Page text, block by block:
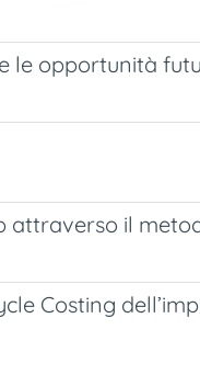
le opportunità
il
Costing